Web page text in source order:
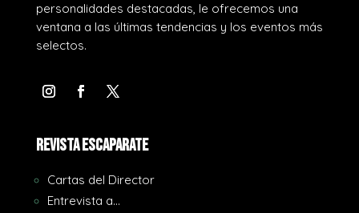
personalidades destacadas, le ofrecemos una
ventana a las últimas tendencias y los eventos más
selectos.
REVISTA ESCAPARATE
Cartas del Director
Entrevista a…